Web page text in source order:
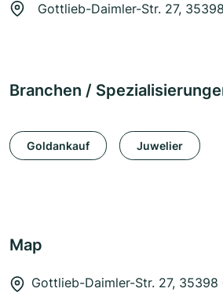
Gottlieb-Daimler-Str. 27,
Branchen /
Goldankauf Juwelier
Map
Gottlieb-Daimler-Str. 27, 35398